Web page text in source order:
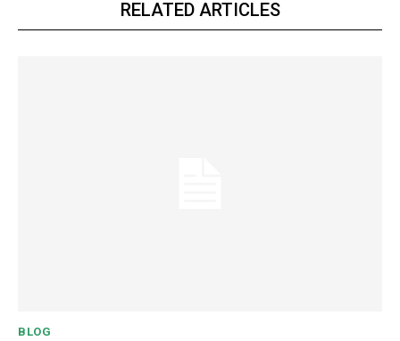
RELATED ARTICLES
BLOG